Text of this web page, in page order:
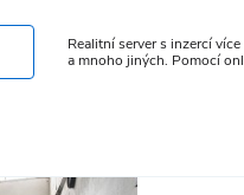
Realitní server s inzercí
a mnoho jiných. Pomocí